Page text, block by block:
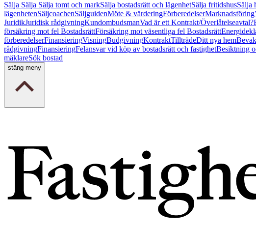
Sälja Sälja Sälja tomt och markSälja bostadsrätt och lägenhetSälja fritidshusSälja
lägenhetenSäljcoachenSäljguidenMöte & värderingFörberedelserMarknadsföring
JuridikJuridisk rådgivningKundombudsmanVad är ett Kontrakt/Överlåtelseavtal?
försäkring mot fel BostadsrättFörsäkring mot väsentliga fel Bostadsrätt
förberedelserFinansieringVisningBudgivningKontraktTillträdeDitt nya hem
rådgivningFinansieringFelansvar vid köp av bostadsrätt och fastighetBesiktning
mäklareSök bostad
stäng meny